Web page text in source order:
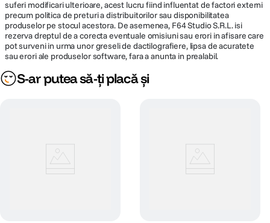
suferi modificari ulterioare, acest lucru fiind influentat de factori externi
precum politica de preturi a distribuitorilor sau disponibilitatea
produselor pe stocul acestora. De asemenea, F64 Studio S.R.L. isi
rezerva dreptul de a corecta eventuale omisiuni sau erori in afisare care
pot surveni in urma unor greseli de dactilografiere, lipsa de acuratete
sau erori ale produselor software, fara a anunta in prealabil.
S-ar putea să-ți placă și